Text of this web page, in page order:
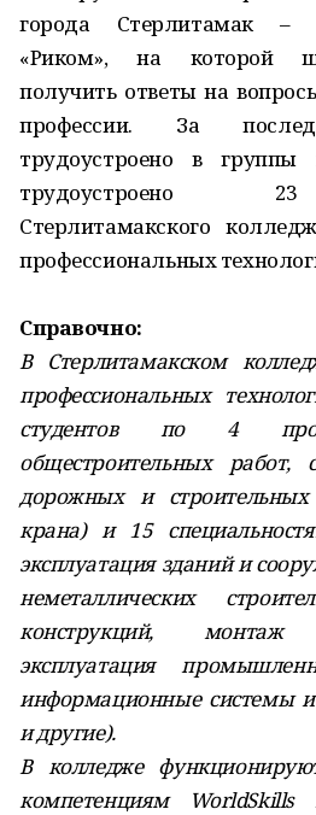
города Стерлитамак –
«Риком», на которой
получить ответы на
профессии. За
трудоустроено в группы
трудоустроено
Стерлитамакского
профессиональных
Справочно:
В Стерлитамакском
профессиональных
студентов по 4
общестроительных
дорожных и
крана) и 15
эксплуатация зданий и
неметаллических
конструкций,
эксплуатация
информационные системы
и другие).
В колледже
компетенциям WorldSkills